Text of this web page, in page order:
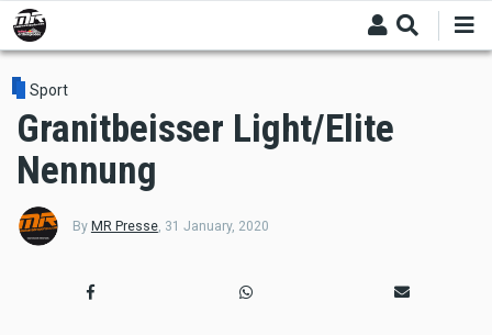
Skip
to
main
content
Sport
Granitbeisser Light/Elite
Nennung
By MR Presse, 31 January, 2020